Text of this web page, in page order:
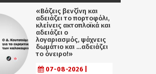
«Βάζεις βενζίνη και
αδειάζει το πορτοφόλι,
κλείνεις ακτοπλοϊκά και
αδειάζει ο
λογαριασμός, ψάχνεις
δωμάτιο και …αδειάζει
το όνειρο!»
07-08-2026 |